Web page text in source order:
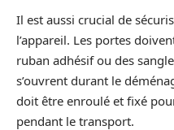
Il est aussi crucial de
l’appareil. Les portes
ruban adhésif ou des
s’ouvrent durant le
doit être enroulé et fixé
pendant le transport.